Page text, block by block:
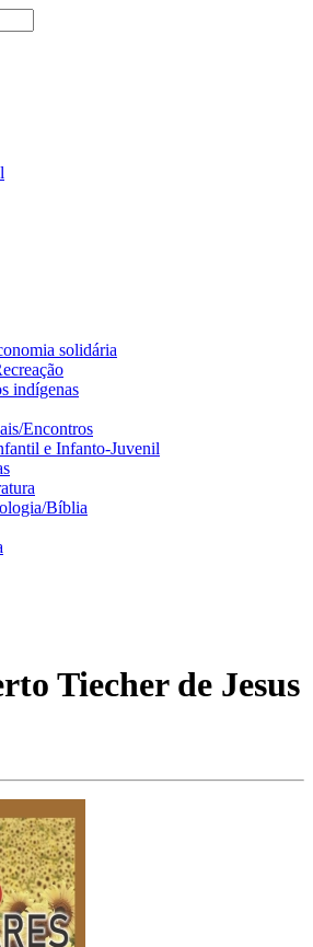
solidária
indígenas
Encontros
e Infanto-Juvenil
Bíblia
Tiecher de Jesus